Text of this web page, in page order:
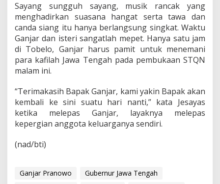
Sayang sungguh sayang, musik rancak yang
menghadirkan suasana hangat serta tawa dan
canda siang itu hanya berlangsung singkat. Waktu
Ganjar dan isteri sangatlah mepet. Hanya satu jam
di Tobelo, Ganjar harus pamit untuk menemani
para kafilah Jawa Tengah pada pembukaan STQN
malam ini.
“Terimakasih Bapak Ganjar, kami yakin Bapak akan
kembali ke sini suatu hari nanti,” kata Jesayas
ketika melepas Ganjar, layaknya melepas
kepergian anggota keluarganya sendiri.
(nad/bti)
Ganjar Pranowo
Gubernur Jawa Tengah